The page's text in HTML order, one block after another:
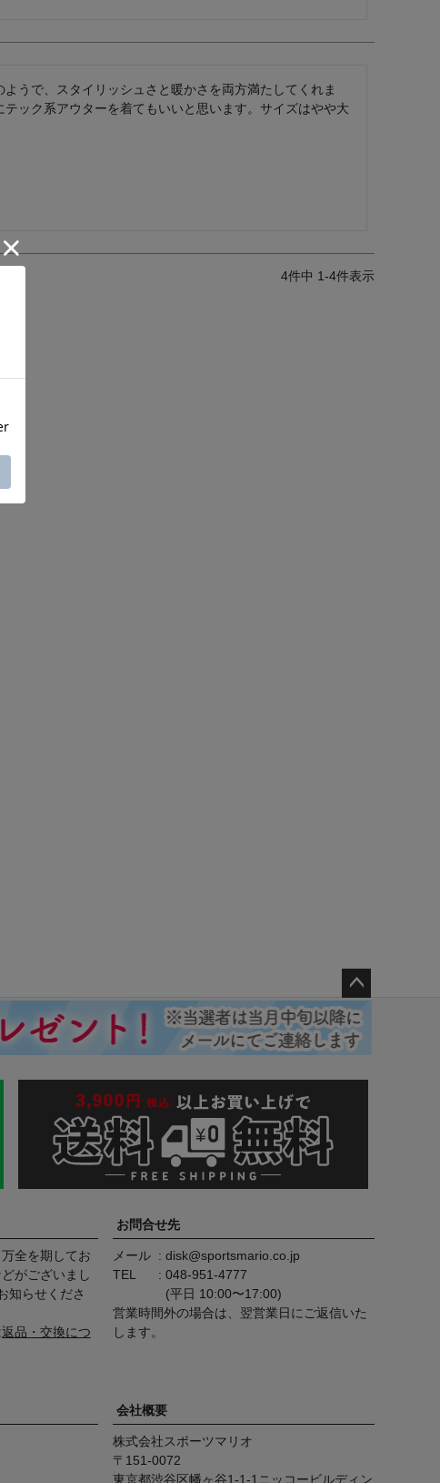
うで、スタイリッシュさと暖かさを両方満たしてくれま
ック系アウターを着てもいいと思います。サイズはやや大
4件中 1-4件表示
ペー
ジト
ップ
全を期してお
がございまし
知らせくださ
返品・交換につ
お問合せ先
メール
disk@sportsmario.co.jp
TEL
048-951-4777
(平日 10:00〜17:00)
営業時間外の場合は、翌営業日にご返信いた
します。
会社概要
株式会社スポーツマリオ
151-0072
東京都渋谷区幡ヶ谷1-1-1ニッコービルディン